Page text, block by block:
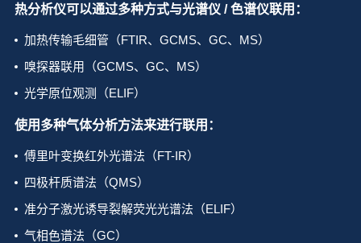
热分析仪可以通过多种方式与光谱仪 / 色谱仪联用：
加热传输毛细管（FTIR、GCMS、GC、MS）
嗅探器联用（GCMS、GC、MS）
光学原位观测（ELIF）
使用多种气体分析方法来进行联用：
傅里叶变换红外光谱法（FT-IR）
四极杆质谱法（QMS）
准分子激光诱导裂解荧光光谱法（ELIF）
气相色谱法（GC）